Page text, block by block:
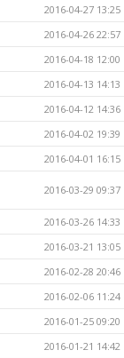
2016-04-27 13:25
2016-04-26 22:57
2016-04-18 12:00
2016-04-13 14:13
2016-04-12 14:36
2016-04-02 19:39
2016-04-01 16:15
2016-03-29 09:37
2016-03-26 14:33
2016-03-21 13:05
2016-02-28 20:46
2016-02-06 11:24
2016-01-25 09:20
2016-01-21 14:42